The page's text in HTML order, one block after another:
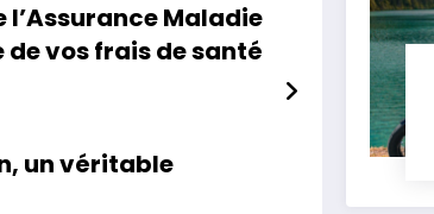
Maladie
vos frais de santé
un véritable